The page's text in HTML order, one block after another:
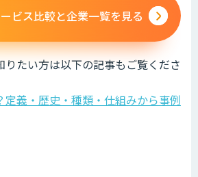
ビス比較と企業一覧を見る
りたい方は以下の記事もご覧くださ
定義・歴史・種類・仕組みから事例